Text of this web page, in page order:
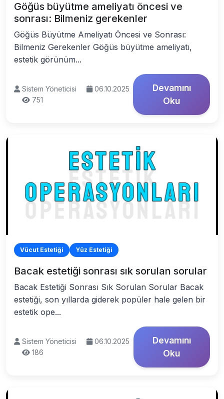
Göğüs büyütme ameliyatı öncesi ve
sonrası: Bilmeniz gerekenler
Göğüs Büyütme Ameliyatı Öncesi ve Sonrası:
Bilmeniz Gerekenler Göğüs büyütme ameliyatı,
estetik görünüm...
Sistem Yöneticisi
06.10.2025
751
Devamını
Oku
Vücut Estetiği Yüz Estetiği
Bacak estetiği sonrası sık sorulan sorular
Bacak Estetiği Sonrası Sık Sorulan Sorular Bacak
estetiği, son yıllarda giderek popüler hale gelen bir
estetik ope...
Sistem Yöneticisi
06.10.2025
186
Devamını
Oku